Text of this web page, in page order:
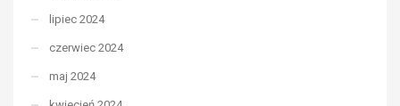
lipiec 2024
czerwiec 2024
maj 2024